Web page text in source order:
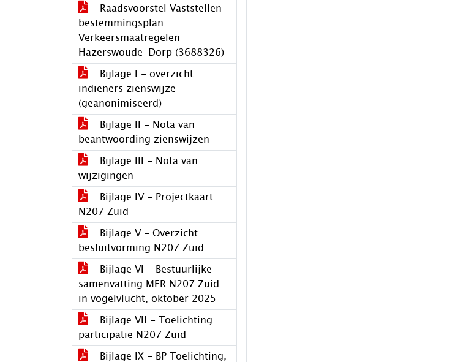
Raadsvoorstel Vaststellen
bestemmingsplan
Verkeersmaatregelen
Hazerswoude-Dorp (3688326)
Bijlage I - overzicht
indieners zienswijze
(geanonimiseerd)
Bijlage II - Nota van
beantwoording zienswijzen
Bijlage III - Nota van
wijzigingen
Bijlage IV - Projectkaart
N207 Zuid
Bijlage V - Overzicht
besluitvorming N207 Zuid
Bijlage VI - Bestuurlijke
samenvatting MER N207 Zuid
in vogelvlucht, oktober 2025
Bijlage VII - Toelichting
participatie N207 Zuid
Bijlage IX - BP Toelichting,